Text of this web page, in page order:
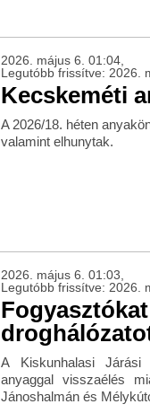
2026. május 6. 01:04,
Legutóbb frissítve: 2026.
Kecskeméti
A 2026/18. héten
valamint elhunytak.
2026. május 6. 01:03,
Legutóbb frissítve: 2026.
A Kiskunhalasi Járási
anyaggal visszaélés
Jánoshalmán és